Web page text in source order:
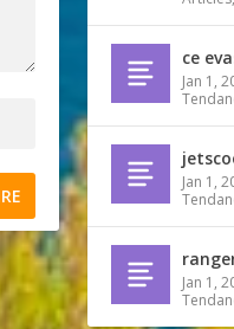
ce
Jan 1,
Jan 1,
Jan 1,